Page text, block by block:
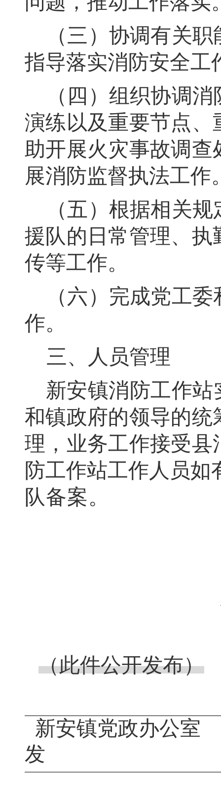
（三）协调有关
指导落实消防安全工
（四）组织协调
演练以及重要节点
助开展火灾事故调
展消防监督执法工作
（五）根据相关规
援队的日常管理、
传等工作。
（六）完成党工委
作。
三、人员管理
新安镇消防工作站
和镇政府的领导的统
理 ， 业务工作接受
防工作站工作人员如
队备案。
（此件公开发布）
新安镇党政办公室
发